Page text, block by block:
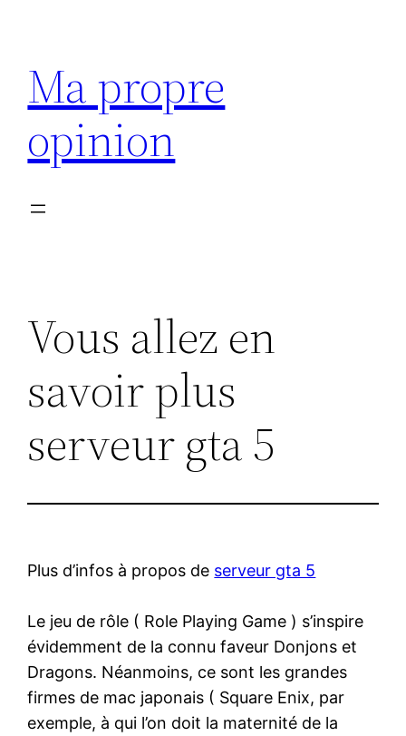
contenu
Ma propre
opinion
Vous allez en
savoir plus
serveur gta 5
Plus d’infos à propos de serveur gta 5
Le jeu de rôle ( Role Playing Game ) s’inspire
évidemment de la connu faveur Donjons et
Dragons. Néanmoins, ce sont les grandes
firmes de mac japonais ( Square Enix, par
exemple, à qui l’on doit la maternité de la